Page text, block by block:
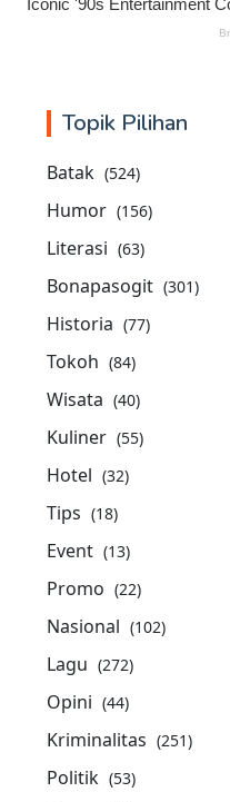
Topik Pilihan
Batak (524)
Humor (156)
Literasi (63)
Bonapasogit (301)
Historia (77)
Tokoh (84)
Wisata (40)
Kuliner (55)
Hotel (32)
Tips (18)
Event (13)
Promo (22)
Nasional (102)
Lagu (272)
Opini (44)
Kriminalitas (251)
Politik (53)